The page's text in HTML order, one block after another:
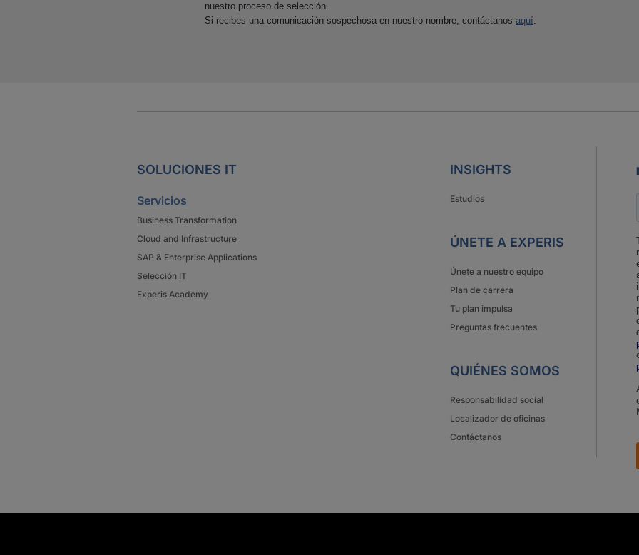
nuestro proceso de selección.
Si recibes una comunicación sospechosa en nuestro nombre, contáctanos aquí.
SOLUCIONES IT
Servicios
Business Transformation
Cloud and Infrastructure
SAP & Enterprise Applications
Selección IT
Experis Academy
INSIGHTS
Estudios
ÚNETE A EXPERIS
Únete a nuestro equipo
Plan de carrera
Tu plan impulsa
Preguntas frecuentes
QUIÉNES SOMOS
Responsabilidad social
Localizador de oficinas
Contáctanos